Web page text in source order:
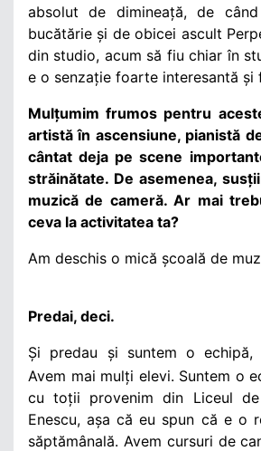
absolut de dimineață, de
bucătărie și de obicei ascult
din studio, acum să fiu chiar în
e o senzație foarte interesantă și
Mulțumim frumos pentru
artistă în ascensiune, pianistă
cântat deja pe scene
străinătate. De asemenea,
muzică de cameră. Ar mai
ceva la activitatea ta?
Am deschis o mică școală de
Predai, deci.
Și predau și suntem o echipă,
Avem mai mulți elevi. Suntem o
cu toții provenim din Liceul de
Enescu, așa că eu spun că e o
săptămânală. Avem cursuri de